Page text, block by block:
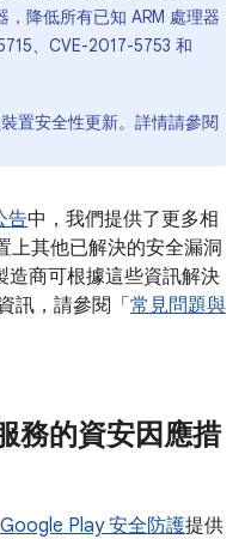
，降低所有已知 ARM 處理器
、CVE-2017-5753 和
置安全性更新。詳情請參閱
告中，我們提供了更多相
上其他已解決的安全漏洞
造商可根據這些資訊解決
訊，請參閱「 常見問題與
務的資安因應措
Google Play 安全防護提供